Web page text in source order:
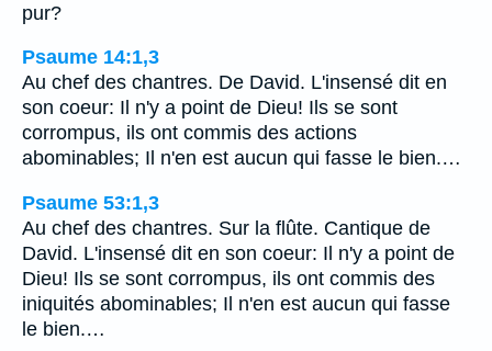
pur?
Psaume 14:1,3
Au chef des chantres. De David. L'insensé dit en
son coeur: Il n'y a point de Dieu! Ils se sont
corrompus, ils ont commis des actions
abominables; Il n'en est aucun qui fasse le bien.…
Psaume 53:1,3
Au chef des chantres. Sur la flûte. Cantique de
David. L'insensé dit en son coeur: Il n'y a point de
Dieu! Ils se sont corrompus, ils ont commis des
iniquités abominables; Il n'en est aucun qui fasse
le bien.…